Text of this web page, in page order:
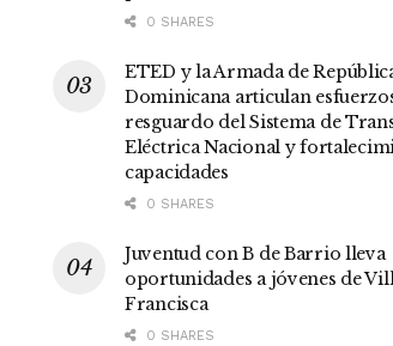
0 SHARES
ETED y la Armada de
Dominicana articulan
resguardo del Sistema de
Eléctrica Nacional y
capacidades
0 SHARES
Juventud con B de Barrio lleva
oportunidades a jóvenes de
Francisca
0 SHARES